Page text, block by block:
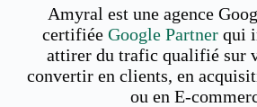
Amyral est une agence
certifiéeGoogle Partner qui
attirer du trafic qualifié sur
convertir en clients, en
ou en E-